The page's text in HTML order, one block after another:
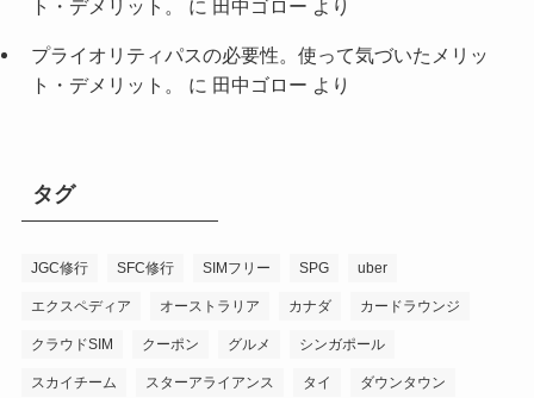
ト・デメリット。
に 田中ゴロー より
プライオリティパスの必要性。使って気づいたメリッ
ト・デメリット。
に 田中ゴロー より
タグ
JGC修行 SFC修行 SIMフリー SPG uber
エクスペディア オーストラリア カナダ カードラウンジ
クラウドSIM クーポン グルメ シンガポール
スカイチーム スターアライアンス タイ ダウンタウン